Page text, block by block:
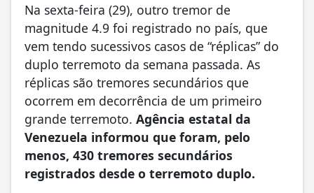
Na sexta-feira (29), outro tremor de
magnitude 4.9 foi registrado no país, que
vem tendo sucessivos casos de “réplicas” do
duplo terremoto da semana passada. As
réplicas são tremores secundários que
ocorrem em decorrência de um primeiro
grande terremoto. Agência estatal da
Venezuela informou que foram, pelo
menos, 430 tremores secundários
registrados desde o terremoto duplo.